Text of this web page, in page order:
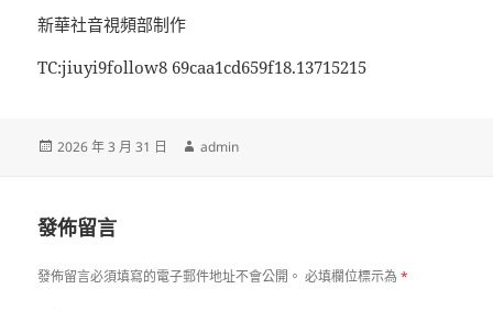
新華社音視頻部制作
TC:jiuyi9follow8 69caa1cd659f18.13715215
發
2026 年 3 月 31 日
作
admin
發佈留言
發佈留言必須填寫的電子郵件地址不會公開。 必填欄位標示為*